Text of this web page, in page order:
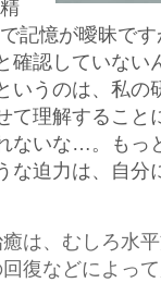
記憶が曖昧で
確認していない
いうのは、私の
て理解すること
ないな…。もっ
な迫力は、自分
は、むしろ水
復などによっ